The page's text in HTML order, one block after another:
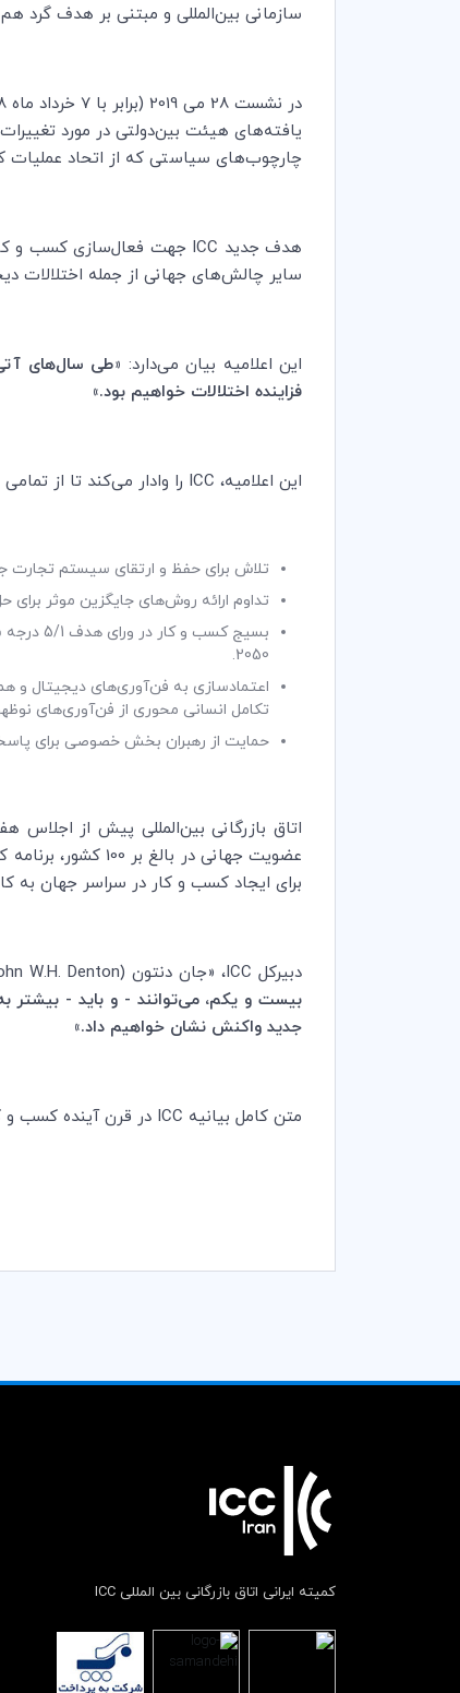
سازمانی بین‌المللی و مبتنی بر هدف گرد
چارچوب‌های سیاستی که از اتحاد
هدف جدید ICC جهت فعال‌سازی کسب و کار
سایر چالش‌های جهانی از جمله
این اعلامیه بیان می‌دارد: «طی سال‌های
فزاینده اختلالات خواهیم بود.»
این اعلامیه، ICC را وادار می‌کند تا از
تلاش برای حفظ و ارتقای سیستم تجارت
تداوم ارائه روش‌های جایگزین موثر
بسیج
2050
.
اعتمادسازی به فن‌آوری‌های دیجیتال و
تکامل انسانی محوری از فن‌آوری‌های
حمایت از رهبران بخش خصوصی برای
اتاق بازرگانی بین‌المللی پیش از اجلاس
عضویت جهانی در
برای ایجاد کسب و کار در سراسر جهان
دبیرکل ICC، «جان دنتون (W.H. Denton
بیست و یکم، می‌توانند - و باید - بیشتر
جدید واکنش نشان خواهیم داد.»
متن کامل بیانیه ICC در قرن آینده کسب و
کمیته ایرانی اتاق بازرگانی بین المللی ICC